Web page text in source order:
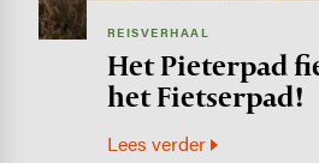
REISVERHAAL
Het Pieterpad
het Fietserpad!
Lees verder